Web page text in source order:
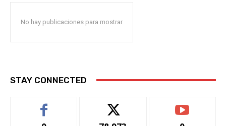
No hay publicaciones para mostrar
STAY CONNECTED